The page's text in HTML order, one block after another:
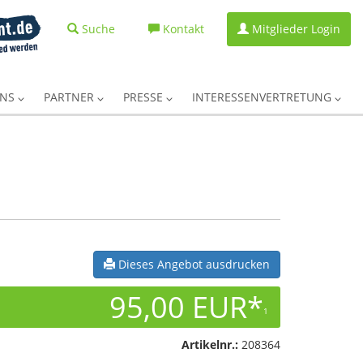
Suche Kontakt Mitglieder Login
PARTNER PRESSE INTERESSENVERTRETUNG
Dieses Angebot ausdrucken
95,00 EUR*1
Artikelnr.: 208364